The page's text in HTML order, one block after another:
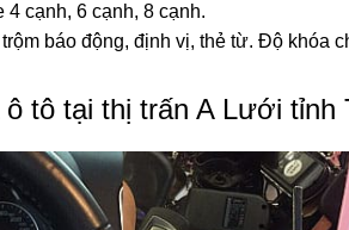
4 cạnh, 6 cạnh, 8 cạnh.
báo động, định vị, thẻ từ. Độ khóa
tô tại thị trấn A Lưới tỉnh